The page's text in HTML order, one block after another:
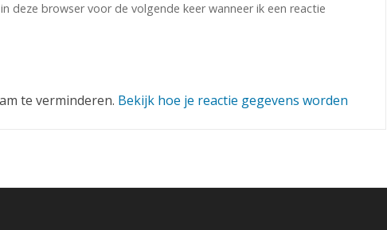
deze browser voor de volgende keer wanneer ik een reactie
te verminderen. Bekijk hoe je reactie gegevens worden